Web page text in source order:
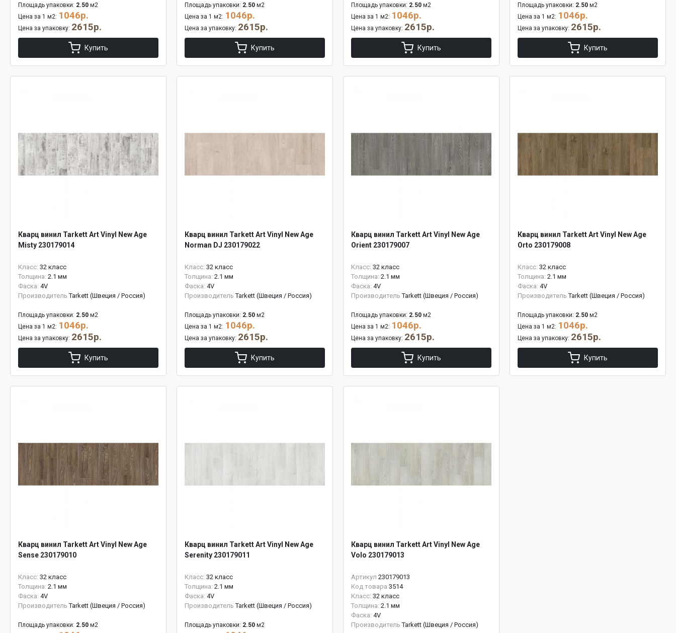
Площадь упаковки: 2.50 м2
Цена за 1 м2: 1046р.
Цена за упаковку: 2615р.
Купить
Площадь упаковки: 2.50 м2
Цена за 1 м2: 1046р.
Цена за упаковку: 2615р.
Купить
Площадь упаковки: 2.50 м2
Цена за 1 м2: 1046р.
Цена за упаковку: 2615р.
Купить
Площадь упаковки: 2.50 м2
Цена за 1 м2: 1046р.
Цена за упаковку: 2615р.
Купить
Кварц винил Tarkett Art Vinyl New Age
Misty 230179014
Класс: 32 класс
Толщина: 2.1 мм
Фаска: 4V
Производитель Tarkett (Швеция / Россия)
Площадь упаковки: 2.50 м2
Цена за 1 м2: 1046р.
Цена за упаковку: 2615р.
Купить
Кварц винил Tarkett Art Vinyl New Age
Norman DJ 230179022
Класс: 32 класс
Толщина: 2.1 мм
Фаска: 4V
Производитель Tarkett (Швеция / Россия)
Площадь упаковки: 2.50 м2
Цена за 1 м2: 1046р.
Цена за упаковку: 2615р.
Купить
Кварц винил Tarkett Art Vinyl New Age
Orient 230179007
Класс: 32 класс
Толщина: 2.1 мм
Фаска: 4V
Производитель Tarkett (Швеция / Россия)
Площадь упаковки: 2.50 м2
Цена за 1 м2: 1046р.
Цена за упаковку: 2615р.
Купить
Кварц винил Tarkett Art Vinyl New Age
Orto 230179008
Класс: 32 класс
Толщина: 2.1 мм
Фаска: 4V
Производитель Tarkett (Швеция / Россия)
Площадь упаковки: 2.50 м2
Цена за 1 м2: 1046р.
Цена за упаковку: 2615р.
Купить
Кварц винил Tarkett Art Vinyl New Age
Sense 230179010
Класс: 32 класс
Толщина: 2.1 мм
Фаска: 4V
Производитель Tarkett (Швеция / Россия)
Площадь упаковки: 2.50 м2
Кварц винил Tarkett Art Vinyl New Age
Serenity 230179011
Класс: 32 класс
Толщина: 2.1 мм
Фаска: 4V
Производитель Tarkett (Швеция / Россия)
Площадь упаковки: 2.50 м2
Кварц винил Tarkett Art Vinyl New Age
Volo 230179013
Артикул 230179013
Код товара 3514
Класс: 32 класс
Толщина: 2.1 мм
Фаска: 4V
Производитель Tarkett (Швеция / Россия)